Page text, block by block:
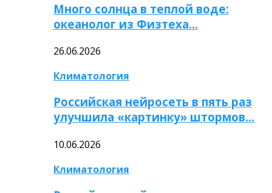
Много солнца в теплой воде:
океанолог из Физтеха…
26.06.2026
Климатология
Российская нейросеть в пять раз
улучшила «картинку» штормов…
10.06.2026
Климатология